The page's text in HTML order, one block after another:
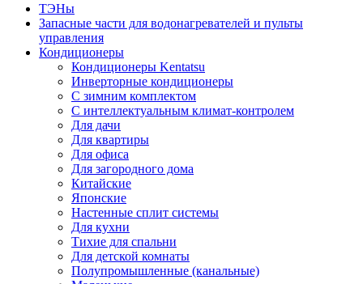
ТЭНы
Запасные части для водонагревателей и пульты
управления
Кондиционеры
Кондиционеры Kentatsu
Инверторные кондиционеры
С зимним комплектом
С интеллектуальным климат-контролем
Для дачи
Для квартиры
Для офиса
Для загородного дома
Китайские
Японские
Настенные сплит системы
Для кухни
Тихие для спальни
Для детской комнаты
Полупромышленные (канальные)